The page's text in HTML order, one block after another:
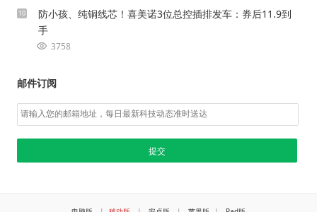
10
防小孩、纯铜线芯！喜美诺3位总控插排发车：券后11.9到
手
3758
邮件订阅